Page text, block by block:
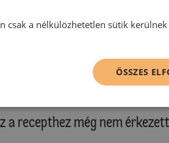
a recepthez még nem
csak a nélkülözhetetlen sütik
ÖSSZES